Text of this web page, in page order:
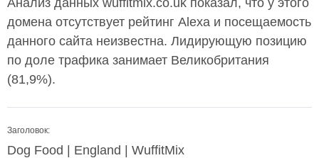
Анализ данных wuffitmix.co.uk показал, что у этого
домена отсутствует рейтинг Alexa и посещаемость
данного сайта неизвестна. Лидирующую позицию
по доле трафика занимает Великобритания
(81,9%).
Заголовок:
Dog Food | England | WuffitMix